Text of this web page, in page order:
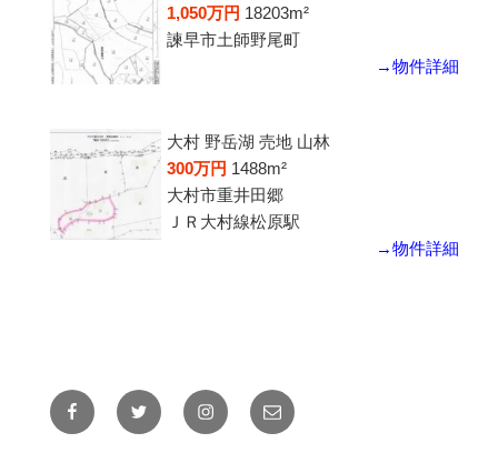
1,050万円 18203m²
諫早市土師野尾町
→物件詳細
大村 野岳湖 売地 山林
300万円 1488m²
大村市重井田郷
ＪＲ大村線松原駅
→物件詳細